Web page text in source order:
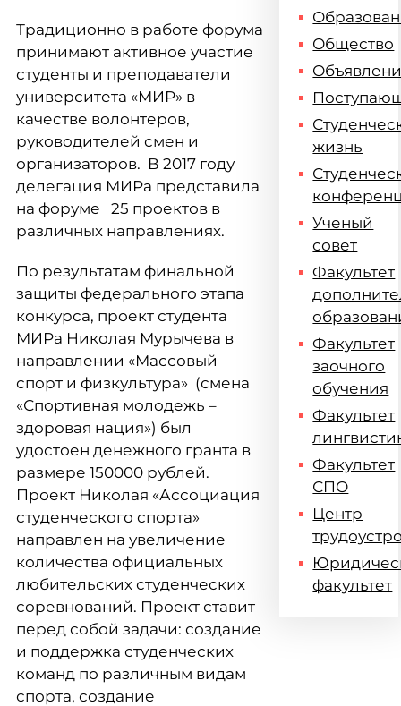
Традиционно в работе форума
принимают активное участие
студенты и преподаватели
университета «МИР» в
качестве волонтеров,
руководителей смен и
организаторов. В 2017 году
делегация МИРа представила
на форуме 25 проектов в
различных направлениях.
По результатам финальной
защиты федерального этапа
конкурса, проект студента
МИРа Николая Мурычева в
направлении «Массовый
спорт и физкультура» (смена
«Спортивная молодежь –
здоровая нация») был
удостоен денежного гранта в
размере 150000 рублей.
Проект Николая «Ассоциация
студенческого спорта»
направлен на увеличение
количества официальных
любительских студенческих
соревнований. Проект ставит
перед собой задачи: создание
и поддержка студенческих
команд по различным видам
спорта, создание
Общество
жизнь
Ученый
совет
Факультет
Факультет
заочного
обучения
Факультет
Факультет
СПО
Центр
факультет